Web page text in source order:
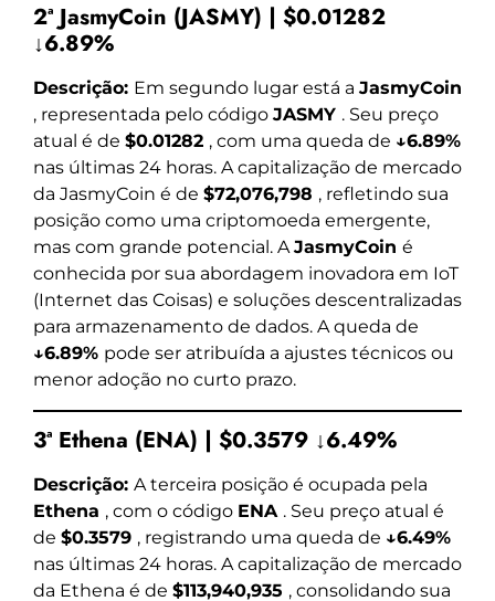
2ª JasmyCoin (JASMY) | $0.01282
↓6.89%
Descrição: Em segundo lugar está a JasmyCoin
, representada pelo código JASMY . Seu preço
atual é de $0.01282 , com uma queda de ↓6.89%
nas últimas 24 horas. A capitalização de mercado
da JasmyCoin é de $72,076,798 , refletindo sua
posição como uma criptomoeda emergente,
mas com grande potencial. AJasmyCoin é
conhecida por sua abordagem inovadora em IoT
(Internet das Coisas) e soluções descentralizadas
para armazenamento de dados. A queda de
↓6.89% pode ser atribuída a ajustes técnicos ou
menor adoção no curto prazo.
3ª Ethena (ENA) | $0.3579 ↓6.49%
Descrição: A terceira posição é ocupada pela
Ethena , com o código ENA . Seu preço atual é
de $0.3579 , registrando uma queda de ↓6.49%
nas últimas 24 horas. A capitalização de mercado
da Ethena é de $113,940,935 , consolidando sua